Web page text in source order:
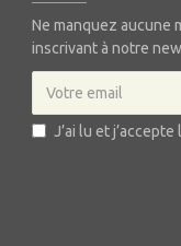
Ne manquez aucune
inscrivant à notre
J’ai lu et j’accepte